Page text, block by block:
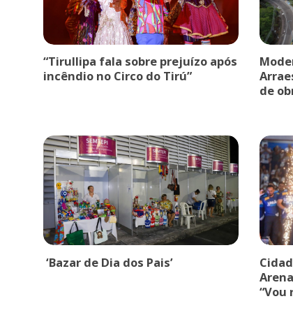
“Tirullipa fala sobre prejuízo após
incêndio no Circo do Tirú”
de
‘Bazar de Dia dos Pais’
“Vou